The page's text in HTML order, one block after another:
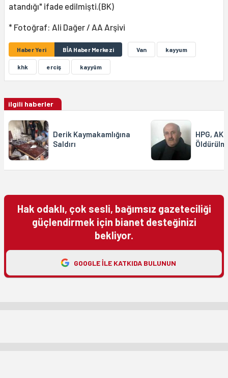
atandığı" ifade edilmişti.(BK)
* Fotoğraf: Ali Dağer / AA Arşivi
Haber Yeri BİA Haber Merkezi Van kayyum
khk erciş kayyûm
ilgili haberler
Derik Kaymakamlığına
Saldırı
HPG,
Hak odaklı, çok sesli, bağımsız gazeteciliği
güçlendirmek için bianet desteğinizi
bekliyor.
GOOGLE ILE KATKIDA BULUNUN